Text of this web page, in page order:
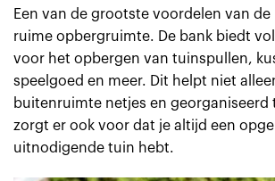
Een van de grootste voordelen van de
ruime opbergruimte. De bank biedt
voor het opbergen van tuinspullen,
speelgoed en meer. Dit helpt niet
buitenruimte netjes en georganiseerd
zorgt er ook voor dat je altijd een
uitnodigende tuin hebt.